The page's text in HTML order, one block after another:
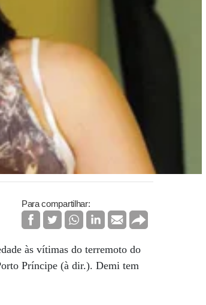
Para compartilhar:
às vítimas do terremoto do
Príncipe (à dir.). Demi tem